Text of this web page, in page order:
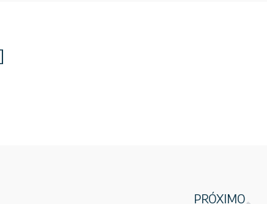
PRÓXIMO